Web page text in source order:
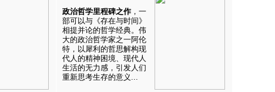
政治哲学里程碑之作 ，一
部可以与《存在与时间》
相提并论的哲学经典。伟
大的政治哲学家之一阿伦
特，以犀利的哲思解构现
代人的精神困境、现代人
生活的无力感，引发人们
重新思考生存的意义...